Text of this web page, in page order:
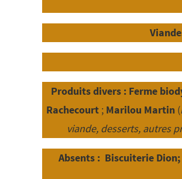
Produits divers : Ferme
Rachecourt; Marilou Martin(
viande, desserts, autres
Absents : Biscuiterie Dion;